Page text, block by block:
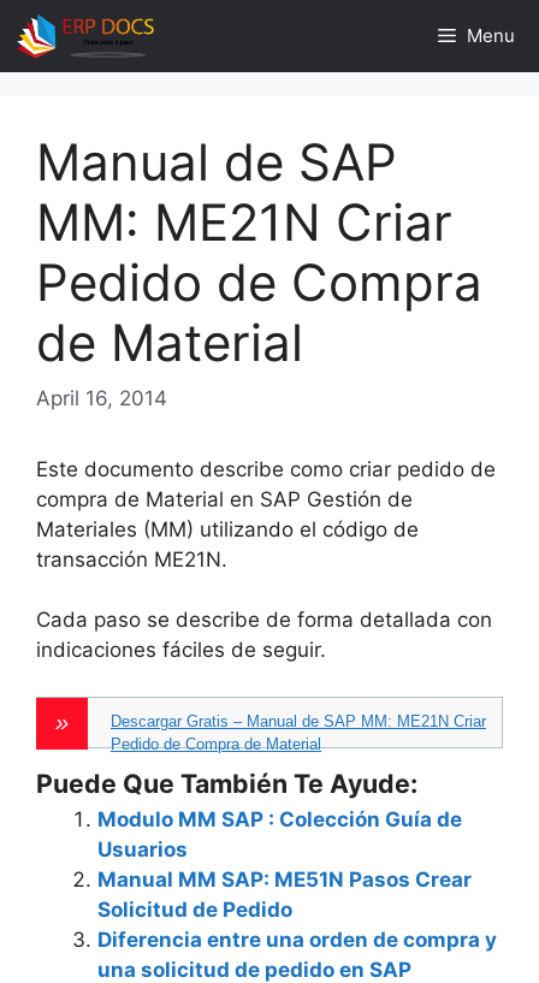
Skip
to
content
Menu
Manual de SAP
MM: ME21N Criar
Pedido de Compra
de Material
April 16, 2014
Este documento describe como criar pedido de
compra de Material en SAP Gestión de
Materiales (MM) utilizando el código de
transacción ME21N.
Cada paso se describe de forma detallada con
indicaciones fáciles de seguir.
Descargar Gratis – Manual de SAP MM: ME21N Criar
Pedido de Compra de Material
Puede Que También Te Ayude:
Modulo MM SAP : Colección Guía de
Usuarios
Manual MM SAP: ME51N Pasos Crear
Solicitud de Pedido
Diferencia entre una orden de compra y
una solicitud de pedido en SAP